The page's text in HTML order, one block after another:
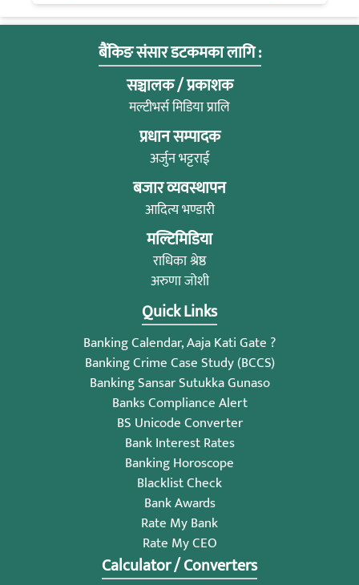
बैंकिङ संसार डटकमका लागि :
सञ्चालक / प्रकाशक
मल्टीभर्स मिडिया प्रालि
प्रधान सम्पादक
अर्जुन भट्टराई
बजार व्यवस्थापन
आदित्य भण्डारी
मल्टिमिडिया
राधिका श्रेष्ठ
अरुणा जोशी
Quick Links
Banking Calendar, Aaja Kati Gate ?
Banking Crime Case Study (BCCS)
Banking Sansar Sutukka Gunaso
Banks Compliance Alert
BS Unicode Converter
Bank Interest Rates
Banking Horoscope
Blacklist Check
Bank Awards
Rate My Bank
Rate My CEO
Calculator / Converters